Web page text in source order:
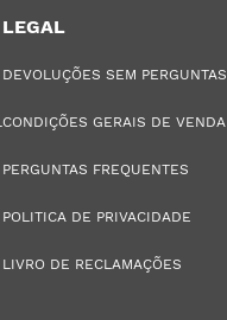
LEGAL
DEVOLUÇÕES SEM PERGUNTAS
CONDIÇÕES GERAIS DE VENDA
PERGUNTAS FREQUENTES
POLITICA DE PRIVACIDADE
LIVRO DE RECLAMAÇÕES